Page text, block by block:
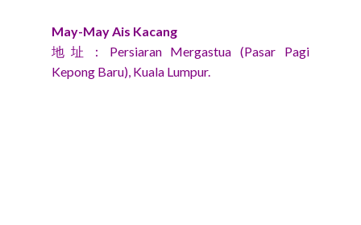
May-May Ais Kacang
地址：Persiaran Mergastua (Pasar Pagi
Kepong Baru), Kuala Lumpur.